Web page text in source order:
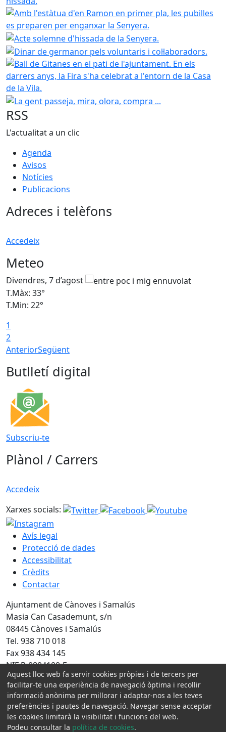
Amb l'estàtua d'en Ramon en primer pla, les pubilles es
Acte solemne d'hissada de la Senyera.
La gent passeja, mira, olora, compra ...
RSS
L'actualitat a un clic
Agenda
Avisos
Notícies
Publicacions
Adreces i telèfons
Accedeix
Meteo
Divendres, 7 d’agost
T.Màx: 33°
T.Min: 22°
1
2
AnteriorSegüent
Butlletí digital
Subscriu-te
Plànol / Carrers
Accedeix
Xarxes socials:
Avís legal
Protecció de dades
Accessibilitat
Crèdits
Contactar
Ajuntament de Cànoves i Samalús
Masia Can Casademunt, s/n
08445 Cànoves i Samalús
Tel. 938 710 018
Fax 938 434 145
NIF P-0804100-F
Amb la col·laboració de:
Aquest lloc web fa servir cookies pròpies i de tercers per
facilitar-te una experiència de navegació òptima i recollir
informació anònima per millorar i adaptar-nos a les teves
preferències i pautes de navegació. Navegar sense acceptar
les cookies limitarà la visibilitat i funcions del web.
Podeu consultar la política de cookies.